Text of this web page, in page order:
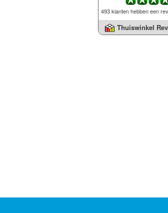
493 klanten hebben een
Thuiswinkel